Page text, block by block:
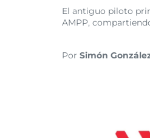
El antiguo piloto
AMPP,
Por Simón